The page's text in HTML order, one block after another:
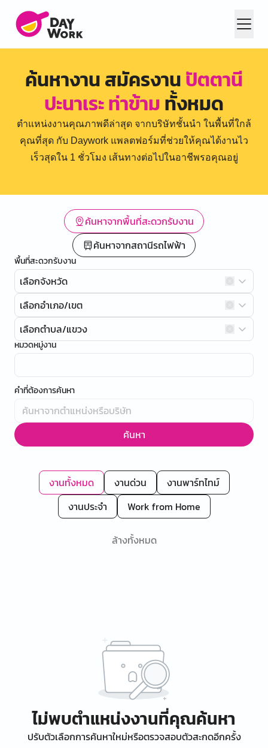
ค้นหางาน สมัครงานปัตตานี
ปะนาเระ ท่าข้ามทั้งหมด
ตำแหน่งงานคุณภาพดีล่าสุด จากบริษัทชั้นนำ ในพื้นที่ใกล้
คุณที่สุด กับ Daywork แพลตฟอร์มที่ช่วยให้คุณได้งานไว
เร็วสุดใน 1 ชั่วโมง เส้นทางต่อไปในอาชีพรอคุณอยู่
ค้นหาจากพื้นที่สะดวกรับงาน
ค้นหาจากสถานีรถไฟฟ้า
พื้นที่สะดวกรับงาน
เลือกจังหวัด
เลือกอำเภอ/เขต
เลือกตำบล/แขวง
หมวดหมู่งาน
คำที่ต้องการค้นหา
ค้นหา
งานทั้งหมด งานด่วน
งานพาร์ทไทม์
งานประจำ
Work from Home
ล้างทั้งหมด
ไม่พบตำแหน่งงานที่คุณค้นหา
ปรับตัวเลือกการค้นหาใหม่หรือตรวจสอบตัวสะกดอีกครั้ง